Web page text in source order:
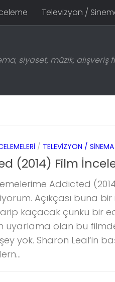
Televizyon /
siyaset, müzik, alışveriş
/ TELEVIZYON / SINEMA
(2014) Film
Addicted
Açıkçası buna
kaçacak çünkü bir
uyarlama olan bu
yok. Sharon Leal‘in